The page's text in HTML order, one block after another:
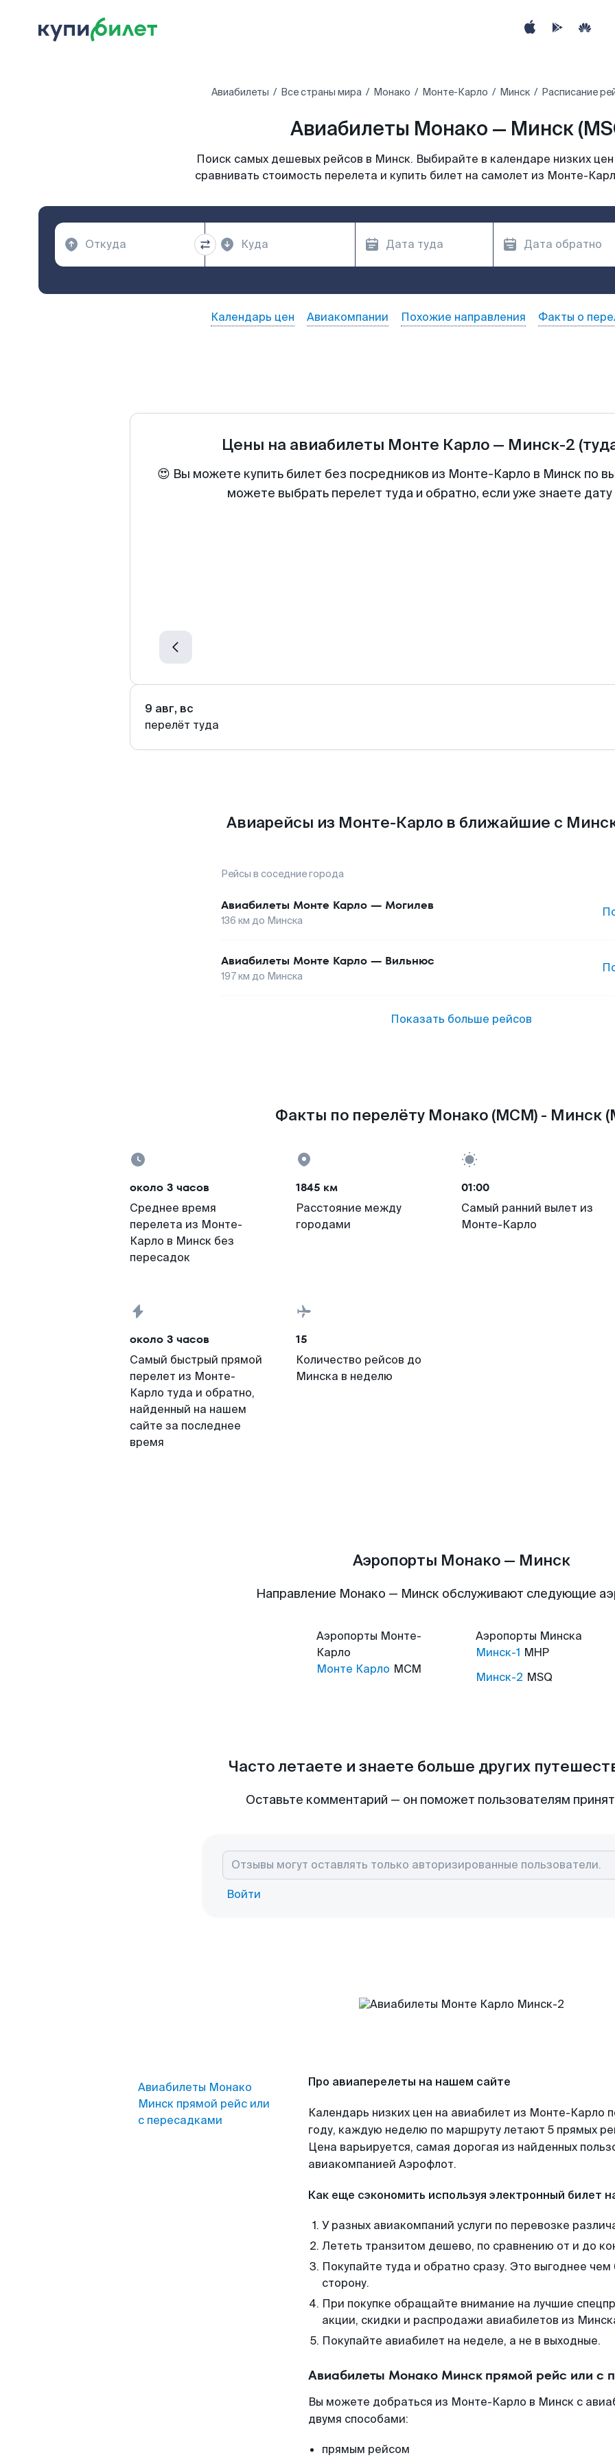
Авиабилеты Все страны мира Монако Монте-Карло Минск Расписание
Авиабилеты Монако — Минск
Поиск самых дешевых рейсов в Минск. Выбирайте в календаре низких
сравнивать стоимость перелета и купить билет на самолет из Монте-
Календарь цен Авиакомпании Похожие направления Факты о
Цены на авиабилеты Монте Карло— Минск-2
😍 Вы можете купить билет без посредников из Монте-Карло в Минск по
можете выбрать перелет туда и обратно, если уже знаете
9 авг, вс
перелёт туда
Авиарейсы из Монте-Карло в ближайшие с
Рейсы в соседние города
Авиабилеты Монте Карло — Могилев
136 км до Минска
Авиабилеты Монте Карло — Вильнюс
197км до Минска
Показать больше рейсов
Факты по перелёту Монако (MCM) - Минск
около 3 часов
Среднее время
перелета из Монте-
Карло в Минск без
пересадок
1845 км
Расстояние между
городами
01:00
Самый ранний вылет из
Монте-Карло
около 3 часов
Самый быстрый прямой
перелет из Монте-
Карло туда и обратно,
найденный на нашем
сайте за последнее
время
15
Количество рейсов до
Минска в неделю
Аэропорты Монако — Минск
Направление Монако — Минск обслуживают следующие
Аэропорты Монте-
Карло
Монте Карло MCM
Аэропорты Минска
Минск-1 MHP
Минск-2 MSQ
Часто летаете и знаете больше других
Оставьте комментарий — он поможет пользователям
Войти
Авиабилеты Монако
Минск прямой рейс или
с пересадками
Про авиаперелеты на нашем сайте
Календарь низких цен на авиабилет из Монте-Карло
году, каждую неделю по маршруту летают 5 прямых
Цена варьируется, самая дорогая из найденных
авиакомпанией Аэрофлот.
Как еще сэкономить используя электронный билет
У разных авиакомпаний услуги по перевозке
Лететь транзитом дешево, по сравнению от и до
Покупайте туда и обратно сразу. Это выгоднее
сторону.
При покупке обращайте внимание на лучшие
акции, скидки и распродажи авиабилетов из
Покупайте авиабилет на неделе, а не в выходные.
Авиабилеты Монако Минск прямой рейс или с
Вы можете добраться из Монте-Карло в Минск с
двумя способами:
прямым рейсом